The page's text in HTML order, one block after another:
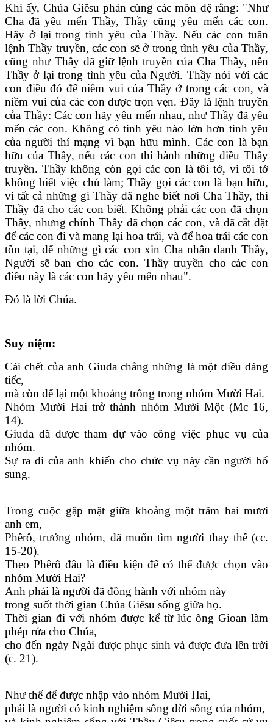
Khi ấy, Chúa Giêsu phán cùng các môn đệ rằng: "Như
Cha đã yêu mến Thầy, Thầy cũng yêu mến các con.
Hãy ở lại trong tình yêu của Thầy. Nếu các con tuân
lệnh Thầy truyền, các con sẽ ở trong tình yêu của Thầy,
cũng như Thầy đã giữ lệnh truyền của Cha Thầy, nên
Thầy ở lại trong tình yêu của Người. Thầy nói với các
con điều đó để niềm vui của Thầy ở trong các con, và
niềm vui của các con được trọn vẹn. Ðây là lệnh truyền
của Thầy: Các con hãy yêu mến nhau, như Thầy đã yêu
mến các con. Không có tình yêu nào lớn hơn tình yêu
của người thí mạng vì bạn hữu mình. Các con là bạn
hữu của Thầy, nếu các con thi hành những điều Thầy
truyền. Thầy không còn gọi các con là tôi tớ, vì tôi tớ
không biết việc chủ làm; Thầy gọi các con là bạn hữu,
vì tất cả những gì Thầy đã nghe biết nơi Cha Thầy, thì
Thầy đã cho các con biết. Không phải các con đã chọn
Thầy, nhưng chính Thầy đã chọn các con, và đã cắt đặt
để các con đi và mang lại hoa trái, và để hoa trái các con
tồn tại, để những gì các con xin Cha nhân danh Thầy,
Người sẽ ban cho các con. Thầy truyền cho các con
điều này là các con hãy yêu mến nhau".
Ðó là lời Chúa.
Suy niệm:
Cái chết của anh Giuđa chẳng những là một điều đáng
tiếc,
mà còn để lại một khoảng trống trong nhóm Mười Hai.
Nhóm Mười Hai trở thành nhóm Mười Một (Mc 16,
14).
Giuđa đã được tham dự vào công việc phục vụ của
nhóm.
Sự ra đi của anh khiến cho chức vụ này cần người bổ
sung.
Trong cuộc gặp mặt giữa khoảng một trăm hai mươi
anh em,
Phêrô, trưởng nhóm, đã muốn tìm người thay thế (cc.
15-20).
Theo Phêrô đâu là điều kiện để có thể được chọn vào
nhóm Mười Hai?
Anh phải là người đã đồng hành với nhóm này
trong suốt thời gian Chúa Giêsu sống giữa họ.
Thời gian đi với nhóm được kể từ lúc ông Gioan làm
phép rửa cho Chúa,
cho đến ngày Ngài được phục sinh và được đưa lên trời
(c. 21).
Như thế để được nhập vào nhóm Mười Hai,
phải là người có kinh nghiệm sống đời sống của nhóm,